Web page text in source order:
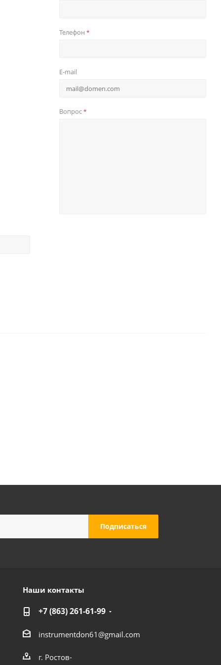
Телефон *
E-mail
Вопрос*
Наши контакты
+7 (863) 261-61-99
instrumentdon61@gmail.com
г. Ростов-